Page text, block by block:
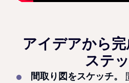
アイデアから
ステ
間取り図をスケッチ。